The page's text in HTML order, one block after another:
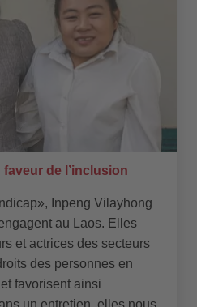
de l’inclusion
Inpeng Vilayhong
au Laos. Elles
et actrices des secteurs
des personnes en
favorisent ainsi
un entretien, elles nous